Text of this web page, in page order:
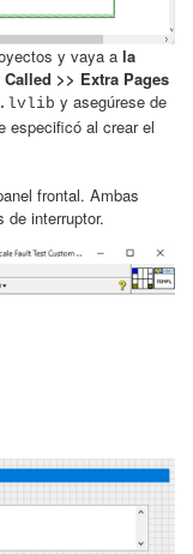
y vaya a la
>> Extra Pages
y asegúrese de
especificó al crear el
frontal. Ambas
de interruptor.